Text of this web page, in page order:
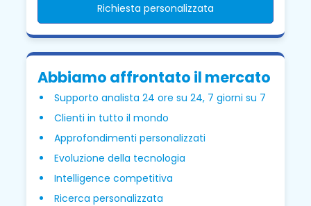
Richiesta personalizzata
Abbiamo affrontato il mercato
Supporto analista 24 ore su 24, 7 giorni su 7
Clienti in tutto il mondo
Approfondimenti personalizzati
Evoluzione della tecnologia
Intelligence competitiva
Ricerca personalizzata